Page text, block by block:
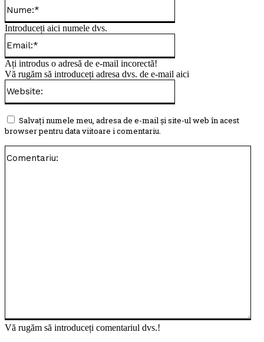
Vă rugăm să introduceți comentariul dvs.!
Introduceți aici numele dvs.
Ați introdus o adresă de e-mail incorectă!
Vă rugăm să introduceți adresa dvs. de e-mail aici
Salvați numele meu, adresa de e-mail și site-ul web în acest
browser pentru data viitoare i comentariu.